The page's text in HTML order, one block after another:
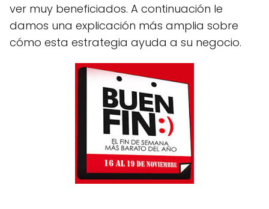
ver muy beneficiados. A continuación le
damos una explicación más amplia sobre
cómo esta estrategia ayuda a su negocio.